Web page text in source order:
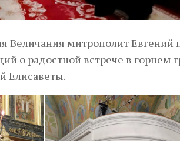
Величания митрополит Евгений
о радостной встрече в горнем
Елисаветы.